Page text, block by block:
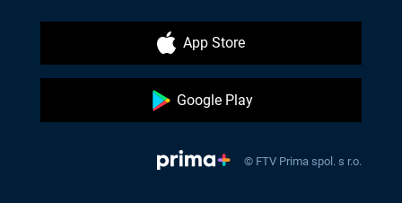
App Store
Google Play
© FTV Prima spol. s r.o.